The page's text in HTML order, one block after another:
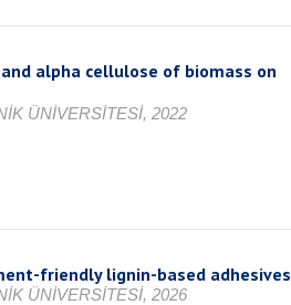
alpha cellulose of biomass on
ÜNİVERSİTESİ, 2022
friendly lignin-based adhesives
ÜNİVERSİTESİ, 2026